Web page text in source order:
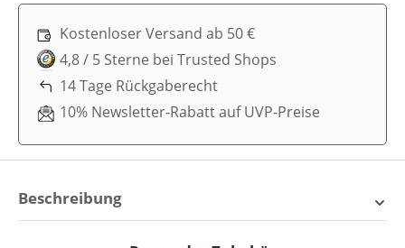
Kostenloser Versand ab 50 €
4,8 / 5 Sterne bei Trusted Shops
14 Tage Rückgaberecht
10% Newsletter-Rabatt auf UVP-Preise
Beschreibung